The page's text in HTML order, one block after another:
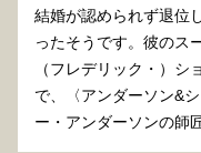
結婚が認められず退位
ったそうです。彼のス
（フレデリック・）シ
で、〈アンダーソン&
ー・アンダーソンの師